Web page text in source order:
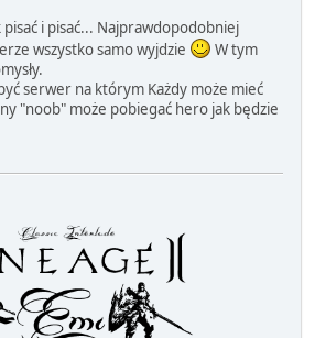
i pisać... Najprawdopodobniej
wszystko samo wyjdzie
W tym
serwer na którym Każdy może mieć
"noob" może pobiegać hero jak będzie